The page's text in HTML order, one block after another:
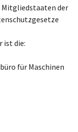
Mitgliedstaaten der
ist die:
für Maschinen